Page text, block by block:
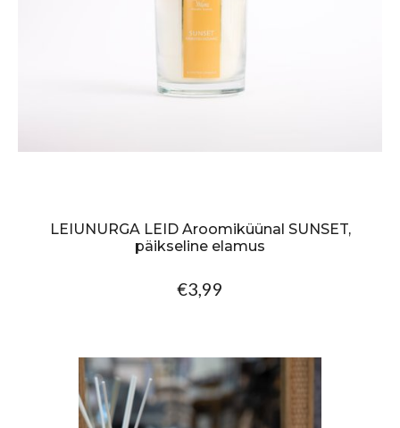
LEIUNURGA LEID Aroomiküünal SUNSET,
päikseline elamus
€3,99